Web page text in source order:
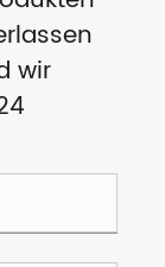
wir